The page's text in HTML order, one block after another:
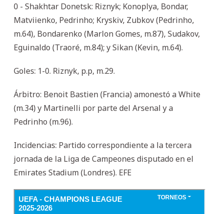
0 - Shakhtar Donetsk: Riznyk; Konoplya, Bondar,
Matviienko, Pedrinho; Kryskiv, Zubkov (Pedrinho,
m.64), Bondarenko (Marlon Gomes, m.87), Sudakov,
Eguinaldo (Traoré, m.84); y Sikan (Kevin, m.64).
Goles: 1-0. Riznyk, p.p, m.29.
Árbitro: Benoit Bastien (Francia) amonestó a White
(m.34) y Martinelli por parte del Arsenal y a
Pedrinho (m.96).
Incidencias: Partido correspondiente a la tercera
jornada de la Liga de Campeones disputado en el
Emirates Stadium (Londres). EFE